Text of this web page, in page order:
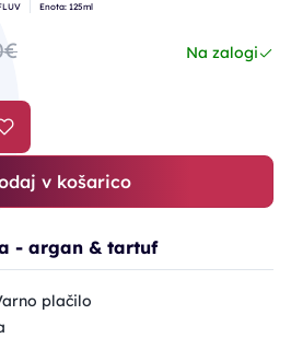
Enota: 125ml
Na zalogi
v košarico
- argan & tartuf
plačilo